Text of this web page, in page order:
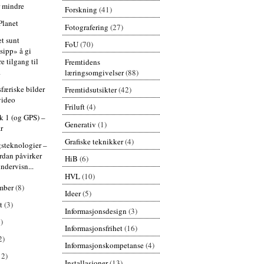
sunt
å gi
tilgang til
bilder
1 (og GPS) –
–
påvirker
(8)
(3)
Forskning (41)
Fotografering (27)
FoU(70)
Fremtidens
læringsomgivelser(88)
Fremtidsutsikter(42)
Friluft(4)
Generativ (1)
Grafiske teknikker(4)
HiB (6)
HVL(10)
Ideer(5)
Informasjonsdesign (3)
Informasjonsfrihet(16)
Informasjonskompetanse(4)